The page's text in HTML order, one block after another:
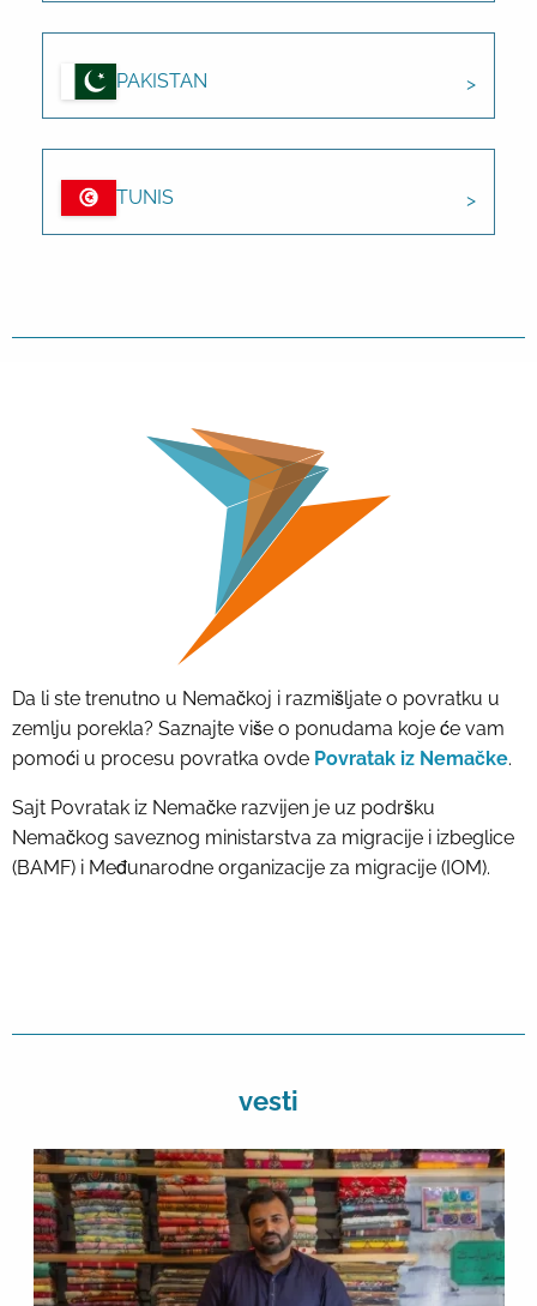
PAKISTAN
TUNIS
Da li ste trenutno u Nemačkoj i razmišljate o povratku u
zemlju porekla? Saznajte više o ponudama koje će vam
pomoći u procesu povratka ovde Povratak iz Nemačke.
Sajt Povratak iz Nemačke razvijen je uz podršku
Nemačkog saveznog ministarstva za migracije i izbeglice
(BAMF) i Međunarodne organizacije za migracije (IOM).
vesti